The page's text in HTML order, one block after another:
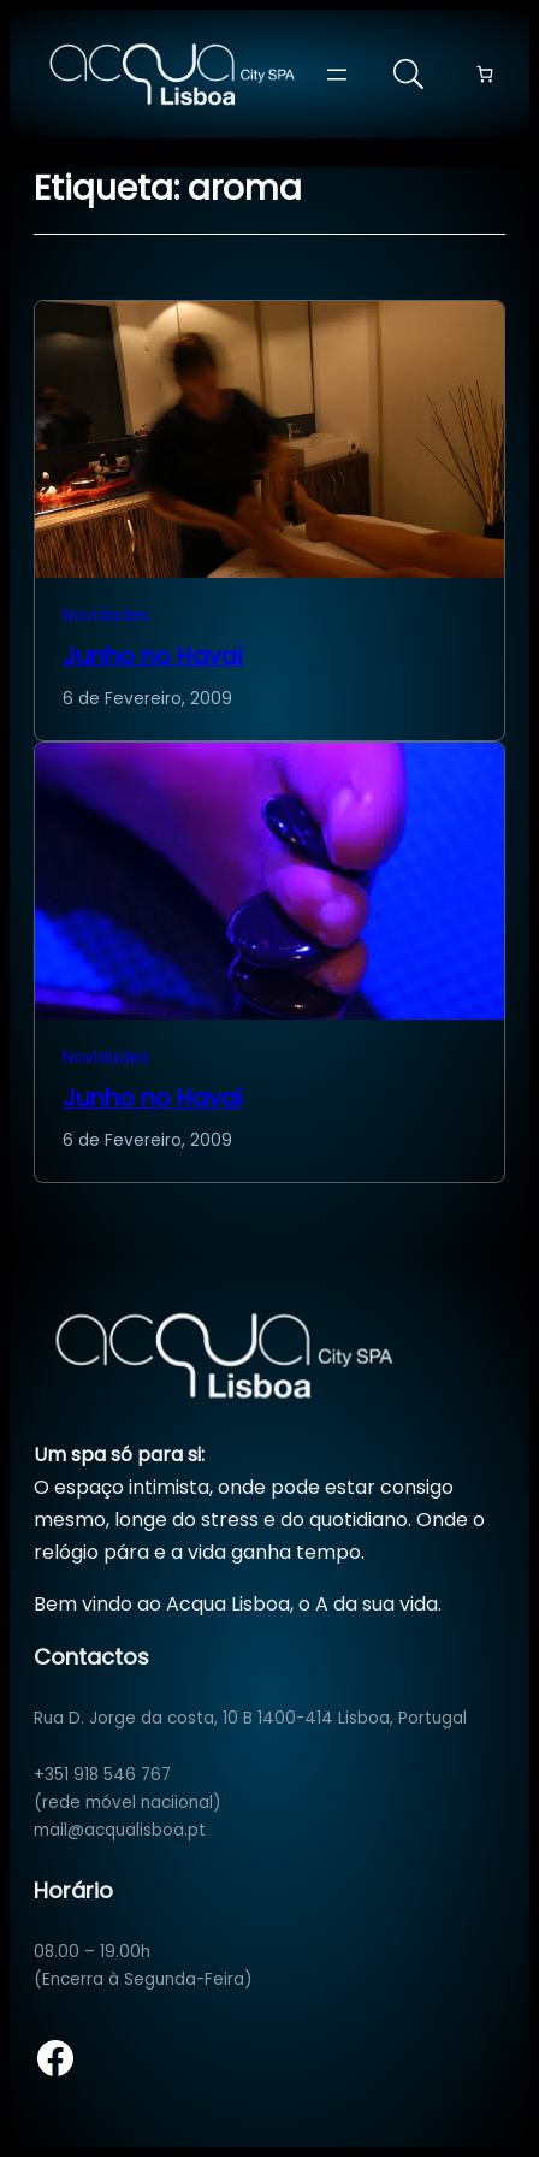
para
Etiqueta:aroma
Novidades
Junho no Havai
6 de Fevereiro, 2009
Novidades
Junho no Havai
6 de Fevereiro, 2009
Um spa só para si:
O espaço intimista, onde pode estar consigo
mesmo, longe do stress e do quotidiano. Onde o
relógio pára e a vida ganha tempo.
Bem vindo ao Acqua Lisboa, o A da sua vida.
Contactos
Rua D. Jorge da costa, 10 B 1400-414 Lisboa, Portugal
+351 918 546 767
(rede móvel naciional)
mail@acqualisboa.pt
Horário
08.00 – 19.00h
(Encerra à Segunda-Feira)
Facebook